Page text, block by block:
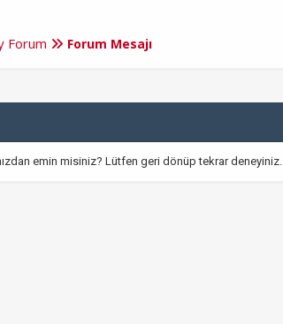
Forum Forum Mesajı
emin misiniz? Lütfen geri dönüp tekrar deneyiniz.